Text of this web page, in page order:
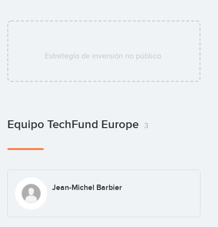
Estretegía de inversión no pública.
Equipo TechFund Europe 3
Jean-Michel Barbier